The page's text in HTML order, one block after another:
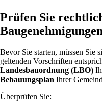
Prüfen Sie
Baugenehmigungen
Bevor Sie starten, müssen Sie
geltenden Vorschriften
Landesbauordnung (LBO)
Bebauungsplan Ihrer
Überprüfen Sie: